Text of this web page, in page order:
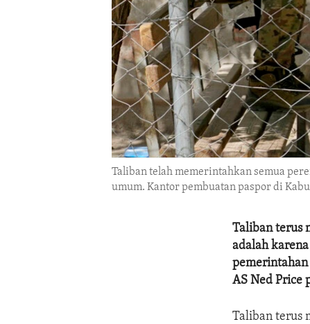
Taliban telah memerintahkan semua
umum. Kantor pembuatan paspor di
Taliban terus
adalah
AS Ned Price
Taliban terus